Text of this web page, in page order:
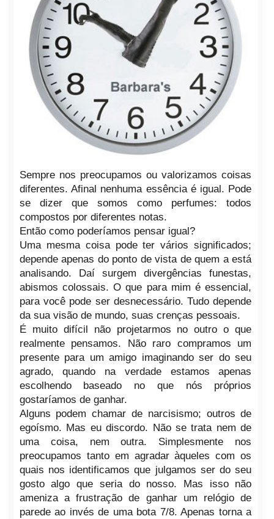
Sempre nos preocupamos ou valorizamos coisas
diferentes. Afinal nenhuma essência é igual. Pode
se dizer que somos como perfumes: todos
compostos por diferentes notas.
Então como poderíamos pensar igual?
Uma mesma coisa pode ter vários significados;
depende apenas do ponto de vista de quem a está
analisando. Daí surgem divergências funestas,
abismos colossais. O que para mim é essencial,
para você pode ser desnecessário. Tudo depende
da sua visão de mundo, suas crenças pessoais.
É muito difícil não projetarmos no outro o que
realmente pensamos. Não raro compramos um
presente para um amigo imaginando ser do seu
agrado, quando na verdade estamos apenas
escolhendo baseado no que nós próprios
gostaríamos de ganhar.
Alguns podem chamar de narcisismo; outros de
egoísmo. Mas eu discordo. Não se trata nem de
uma coisa, nem outra. Simplesmente nos
preocupamos tanto em agradar àqueles com os
quais nos identificamos que julgamos ser do seu
gosto algo que seria do nosso. Mas isso não
ameniza a frustração de ganhar um relógio de
parede ao invés de uma bota 7/8. Apenas torna a